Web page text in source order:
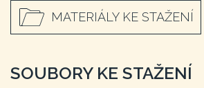
MATERIÁLY KE STAŽENÍ
SOUBORY KE STAŽENÍ